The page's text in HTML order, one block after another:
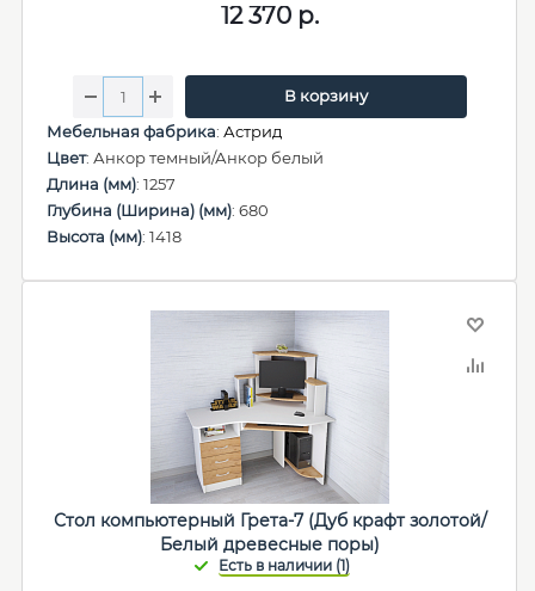
12 370 р.
В корзину
Мебельная фабрика: Астрид
Цвет: Анкор темный/Анкор белый
Длина (мм): 1257
Глубина (Ширина) (мм): 680
Высота (мм): 1418
Стол компьютерный Грета-7 (Дуб крафт золотой/
Белый древесные поры)